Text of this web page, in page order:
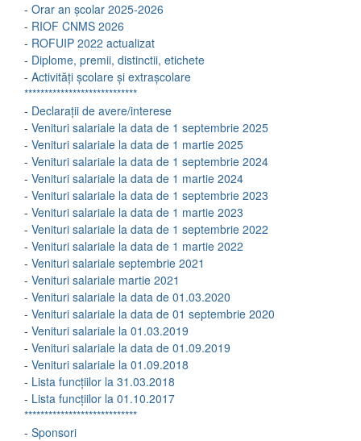
- Orar an școlar 2025-2026
- RIOF CNMS 2026
- ROFUIP 2022 actualizat
- Diplome, premii, distinctii, etichete
- Activități școlare și extrașcolare
****************************
- Declarații de avere/interese
- Venituri salariale la data de 1 septembrie 2025
- Venituri salariale la data de 1 martie 2025
- Venituri salariale la data de 1 septembrie 2024
- Venituri salariale la data de 1 martie 2024
- Venituri salariale la data de 1 septembrie 2023
- Venituri salariale la data de 1 martie 2023
- Venituri salariale la data de 1 septembrie 2022
- Venituri salariale la data de 1 martie 2022
- Venituri salariale septembrie 2021
- Venituri salariale martie 2021
- Venituri salariale la data de 01.03.2020
- Venituri salariale la data de 01 septembrie 2020
- Venituri salariale la 01.03.2019
- Venituri salariale la data de 01.09.2019
- Venituri salariale la 01.09.2018
- Lista funcțiilor la 31.03.2018
- Lista funcțiilor la 01.10.2017
****************************
- Sponsori